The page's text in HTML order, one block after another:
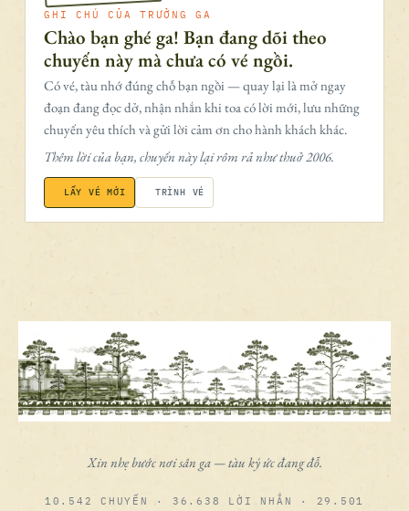
GHI CHÚ CỦA TRƯỞNG GA
Chào bạn ghé ga! Bạn đang dõi theo
chuyến này mà chưa có vé ngồi.
Có vé, tàu nhớ đúng chỗ bạn ngồi — quay lại là mở ngay
đoạn đang đọc dở, nhận nhắn khi toa có lời mới, lưu những
chuyến yêu thích và gửi lời cảm ơn cho hành khách khác.
Thêm lời của bạn, chuyến này lại rôm rả như thuở 2006.
LẤY VÉ MỚI TRÌNH VÉ
Xin nhẹ bước nơi sân ga — tàu ký ức đang đỗ.
10.542 CHUYẾN · 36.638 LỜI NHẮN · 29.501